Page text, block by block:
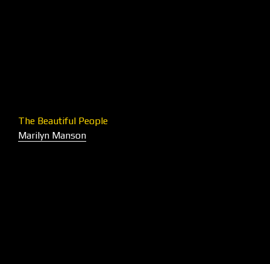
The Beautiful People
Marilyn Manson